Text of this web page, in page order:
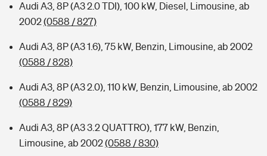
Audi A3, 8P (A3 2.0 TDI), 100 kW, Diesel, Limousine, ab
2002(0588 / 827)
Audi A3, 8P (A3 1.6), 75 kW, Benzin, Limousine, ab 2002
(0588 / 828)
Audi A3, 8P (A3 2.0), 110 kW, Benzin, Limousine, ab 2002
(0588 / 829)
Audi A3, 8P (A3 3.2 QUATTRO), 177 kW, Benzin,
Limousine, ab 2002(0588 / 830)